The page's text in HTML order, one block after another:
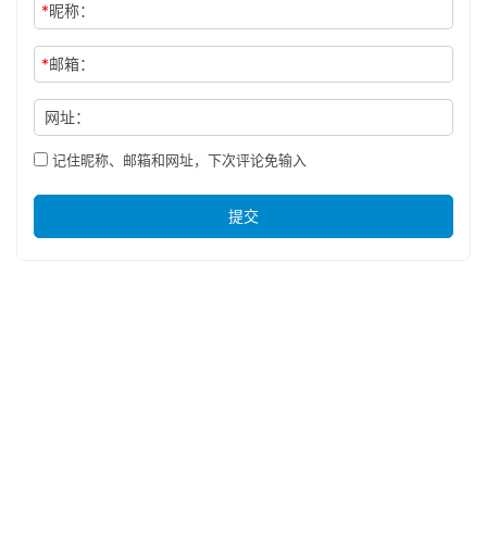
*昵称：
*邮箱：
网址：
记住昵称、邮箱和网址，下次评论免输入
提交